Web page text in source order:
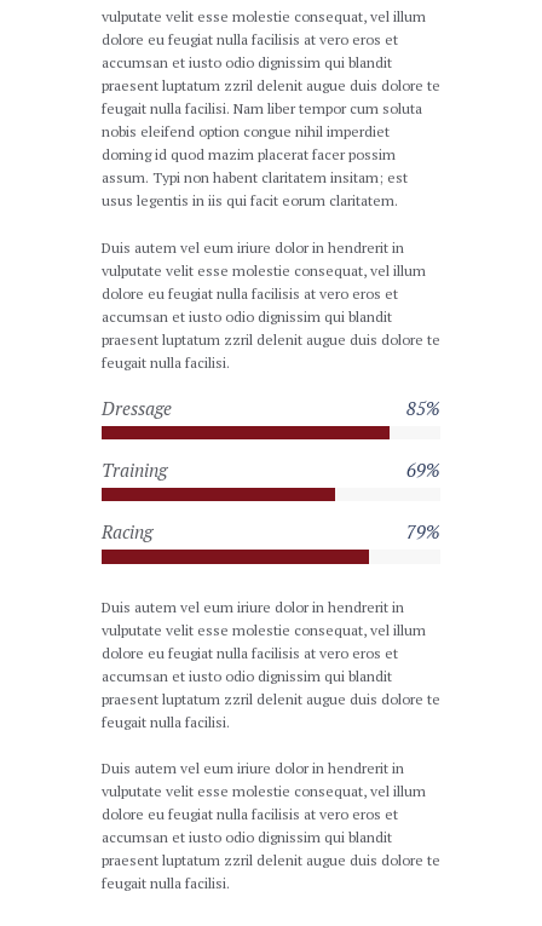
vulputate velit esse molestie consequat, vel illum
dolore eu feugiat nulla facilisis at vero eros et
accumsan et iusto odio dignissim qui blandit
praesent luptatum zzril delenit augue duis dolore te
feugait nulla facilisi. Nam liber tempor cum soluta
nobis eleifend option congue nihil imperdiet
doming id quod mazim placerat facer possim
assum. Typi non habent claritatem insitam; est
usus legentis in iis qui facit eorum claritatem.
Duis autem vel eum iriure dolor in hendrerit in
vulputate velit esse molestie consequat, vel illum
dolore eu feugiat nulla facilisis at vero eros et
accumsan et iusto odio dignissim qui blandit
praesent luptatum zzril delenit augue duis dolore te
feugait nulla facilisi.
Dressage 85%
Training 69%
Racing 79%
Duis autem vel eum iriure dolor in hendrerit in
vulputate velit esse molestie consequat, vel illum
dolore eu feugiat nulla facilisis at vero eros et
accumsan et iusto odio dignissim qui blandit
praesent luptatum zzril delenit augue duis dolore te
feugait nulla facilisi.
Duis autem vel eum iriure dolor in hendrerit in
vulputate velit esse molestie consequat, vel illum
dolore eu feugiat nulla facilisis at vero eros et
accumsan et iusto odio dignissim qui blandit
praesent luptatum zzril delenit augue duis dolore te
feugait nulla facilisi.